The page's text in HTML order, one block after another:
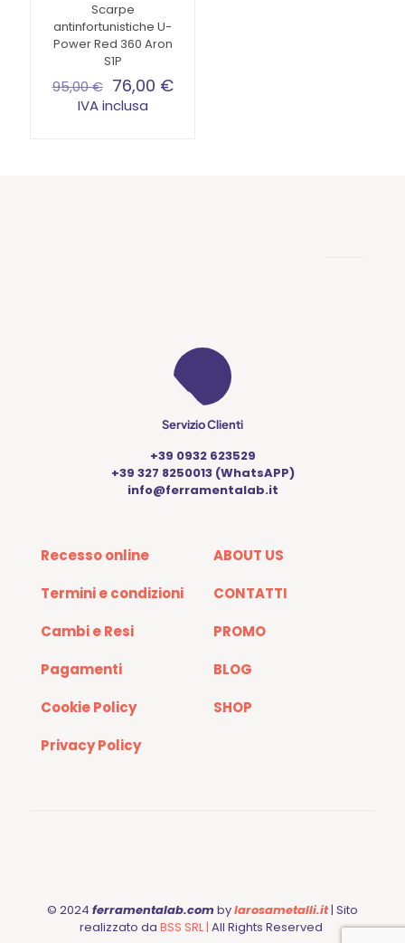
nella
pagina
del
prodotto
Scarpe
antinfortunistiche U-
Power Red 360 Aron
S1P
95,00€ 76,00 €
IVA inclusa
Servizio Clienti
+39 0932 623529
+39 327 8250013 (WhatsAPP)
info@ferramentalab.it
Recesso online
Termini e condizioni
Cambi e Resi
Pagamenti
Cookie Policy
Privacy Policy
ABOUT US
CONTATTI
PROMO
BLOG
SHOP
© 2024 ferramentalab.combylarosametalli.it| Sito
realizzato da BSS SRL | All Rights Reserved